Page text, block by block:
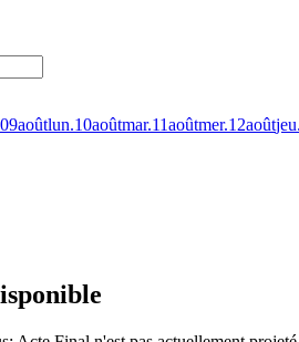
09aoûtlun.10aoûtmar.11aoûtmer.12aoûtjeu.